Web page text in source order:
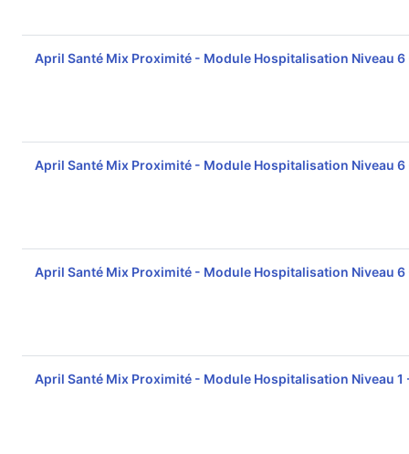
April Santé Mix Proximité - Module Hospitalisation Niveau 6
April Santé Mix Proximité - Module Hospitalisation Niveau 6
April Santé Mix Proximité - Module Hospitalisation Niveau 6
April Santé Mix Proximité - Module Hospitalisation Niveau 1